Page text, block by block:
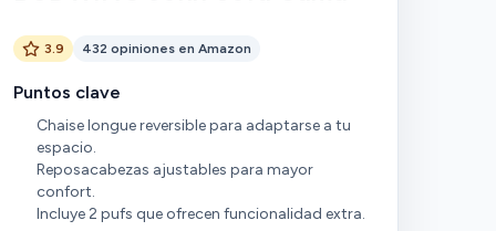
3.9 432 opiniones en Amazon
Puntos clave
Chaise longue reversible para adaptarse a tu
espacio.
Reposacabezas ajustables para mayor
confort.
Incluye 2 pufs que ofrecen funcionalidad extra.